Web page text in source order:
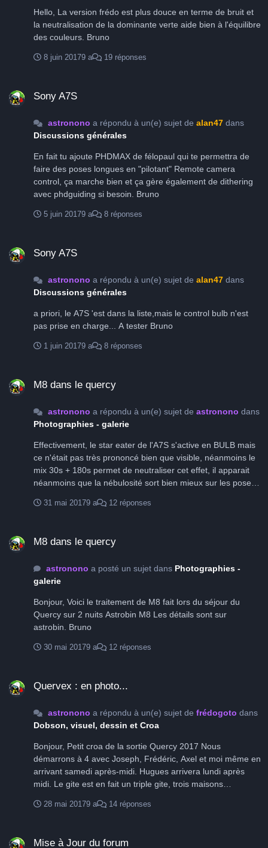
Hello, La version frédo est plus douce en terme de bruit et
la neutralisation de la dominante verte aide bien à l'équilibre
des couleurs. Bruno
8 juin 20179 a 19 réponses
Sony A7S
astronono a répondu à un(e) sujet de alan47dans
Discussions générales
En fait tu ajoute PHDMAX de félopaul qui te permettra de
faire des poses longues en "pilotant" Remote camera
control, ça marche bien et ça gère également de dithering
avec phdguiding si besoin. Bruno
5 juin 20179 a 8 réponses
Sony A7S
astronono a répondu à un(e) sujet de alan47dans
Discussions générales
a priori, le A7S 'est dans la liste,mais le control bulb n'est
pas prise en charge... A tester Bruno
1 juin 20179 a 8 réponses
M8 dans le quercy
astronono a répondu à un(e) sujet de astronono dans
Photographies - galerie
Effectivement, le star eater de l'A7S s'active en BULB mais
ce n'était pas très prononcé bien que visible, néanmoins le
mix 30s + 180s permet de neutraliser cet effet, il apparait
néanmoins que la nébulosité sort bien mieux sur les poses
referais probablement comme cela pour d'autres objets.
31 mai 20179 a 12 réponses
M8 dans le quercy
astronono a posté un sujet dans Photographies -
galerie
Bonjour, Voici le traitement de M8 fait lors du séjour du
Quercy sur 2 nuits Astrobin M8 Les détails sont sur
astrobin. Bruno
30 mai 20179 a 12 réponses
Quervex : en photo...
astronono a répondu à un(e) sujet de frédogoto dans
Dobson, visuel, dessin et Croa
Bonjour, Petit croa de la sortie Quercy 2017 Nous
démarrons à 4 avec Joseph, Frédéric, Axel et moi même en
arrivant samedi après-midi. Hugues arrivera lundi après
midi. Le gite est en fait un triple gite, trois maisons
commence... Le terrain n'est pas à coté de la maison mais
28 mai 20179 a 14 réponses
Mise à Jour du forum